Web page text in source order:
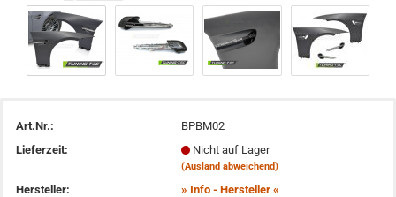
Art.Nr.:
BPBM02
Lieferzeit:
Nicht auf Lager
(Ausland abweichend)
Hersteller: » Info - Hersteller «